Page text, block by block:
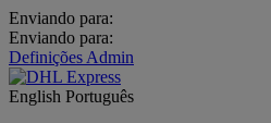
Enviando para:
Enviando para:
Definições Admin
English Português